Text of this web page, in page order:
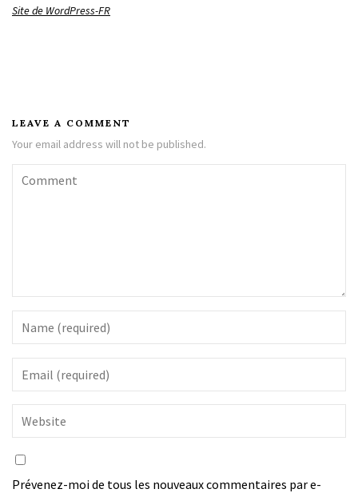
Site de WordPress-FR
LEAVE A COMMENT
Your email address will not be published.
Prévenez-moi de tous les nouveaux commentaires par e-